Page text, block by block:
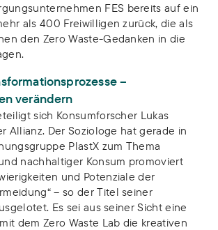
FES bereits auf ein
als 400 Freiwilligen zurück, die als
den Zero Waste-Gedanken in die
–
verändern
sich Konsumforscher Lukas
Allianz. Der Soziologe hat gerade in
PlastX zum Thema
nachhaltiger Konsum promoviert
und Potenziale der
– so der Titel seiner
Es sei aus seiner Sicht eine
dem Zero Waste Lab die kreativen